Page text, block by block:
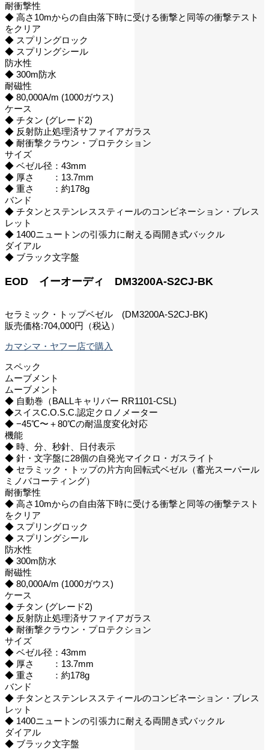
耐衝撃性
◆ 高さ10mからの自由落下時に受ける衝撃と同等の衝撃テスト
をクリア
◆ スプリングロック
◆ スプリングシール
防水性
◆ 300m防水
耐磁性
◆ 80,000A/m (1000ガウス)
ケース
◆ チタン (グレード2)
◆ 反射防止処理済サファイアガラス
◆ 耐衝撃クラウン・プロテクション
サイズ
◆ ベゼル径：43mm
◆ 厚さ ：13.7mm
◆ 重さ ：約178g
バンド
◆ チタンとステンレススティールのコンビネーション・ブレス
レット
◆ 1400ニュートンの引張力に耐える両開き式バックル
ダイアル
◆ ブラック文字盤
EOD イーオーディ DM3200A-S2CJ-BK
セラミック・トップベゼル (DM3200A-S2CJ-BK)
販売価格:704,000円（税込）
カマシマ・ヤフー店で購入
スペック
ムーブメント
ムーブメント
◆ 自動巻（BALLキャリバー RR1101-CSL)
◆スイスC.O.S.C.認定クロノメーター
◆ −45℃〜＋80℃の耐温度変化対応
機能
◆ 時、分、秒針、日付表示
◆ 針・文字盤に28個の自発光マイクロ・ガスライト
◆ セラミック・トップの片方向回転式ベゼル（蓄光スーパール
ミノバコーティング）
耐衝撃性
◆ 高さ10mからの自由落下時に受ける衝撃と同等の衝撃テスト
をクリア
◆ スプリングロック
◆ スプリングシール
防水性
◆ 300m防水
耐磁性
◆ 80,000A/m (1000ガウス)
ケース
◆ チタン (グレード2)
◆ 反射防止処理済サファイアガラス
◆ 耐衝撃クラウン・プロテクション
サイズ
◆ ベゼル径：43mm
◆ 厚さ ：13.7mm
◆ 重さ ：約178g
バンド
◆ チタンとステンレススティールのコンビネーション・ブレス
レット
◆ 1400ニュートンの引張力に耐える両開き式バックル
ダイアル
◆ ブラック文字盤